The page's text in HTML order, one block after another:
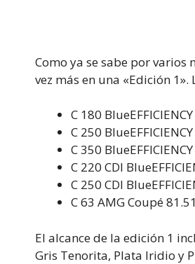
Como ya se sabe por varios
vez más en una «Edición
C 180
C 250
C 350
C 220 CDI
C 250 CDI
C 63 AMG Coupé
El alcance de la edición 1
Gris Tenorita, Plata Iridio y